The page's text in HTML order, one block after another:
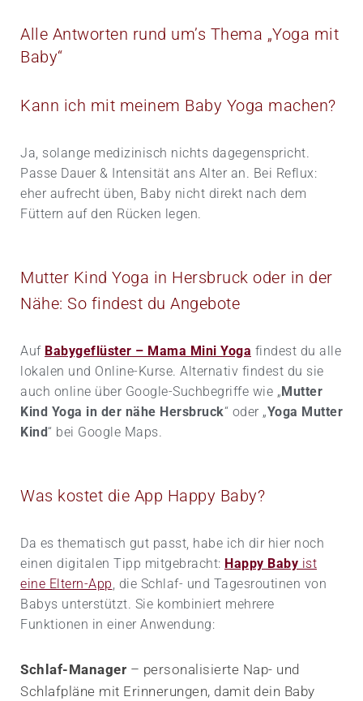
Alle Antworten rund um’s Thema „Yoga mit
Baby“
Kann ich mit meinem Baby Yoga machen?
Ja, solange medizinisch nichts dagegen­spricht.
Passe Dauer & Intensität ans Alter an. Bei Reflux:
eher aufrecht üben, Baby nicht direkt nach dem
Füttern auf den Rücken legen.
Mutter Kind Yoga in Hersbruck oder in der
Nähe: So findest du Angebote
Auf Babygeflüster – Mama Mini Yoga findest du alle
lokalen und Online-Kurse. Alternativ findest du sie
auch online über Google-Suchbegriffe wie „Mutter
Kind Yoga in der nähe Hersbruck“ oder „Yoga Mutter
Kind“ bei Google Maps.
Was kostet die App Happy Baby?
Da es thematisch gut passt, habe ich dir hier noch
einen digitalen Tipp mitgebracht: Happy Baby ist
eine Eltern-App , die Schlaf- und Tagesroutinen von
Babys unterstützt. Sie kombiniert mehrere
Funktionen in einer Anwendung:
Schlaf-Manager – personalisierte Nap- und
Schlafpläne mit Erinnerungen, damit dein Baby